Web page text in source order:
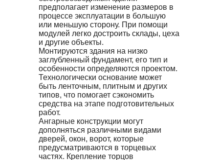
предполагает изменение размеров в
процессе эксплуатации в большую
или меньшую сторону. При помощи
модулей легко достроить склады, цеха
и другие объекты.
Монтируются здания на низко
заглубленный фундамент, его тип и
особенности определяются проектом.
Технологически основание может
быть ленточным, плитным и других
типов, что помогает сэкономить
средства на этапе подготовительных
работ.
Ангарные конструкции могут
дополняться различными видами
дверей, окон, ворот, которые
предусматриваются в торцевых
частях. Крепление торцов